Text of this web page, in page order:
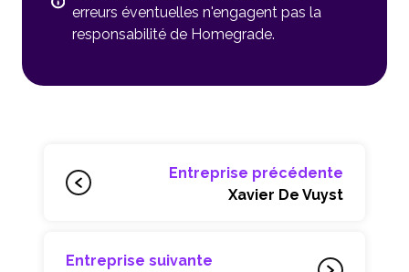
erreurs éventuelles n'engagent pas la
responsabilité de Homegrade.
Entreprise précédente
Xavier De Vuyst
Entreprise suivante